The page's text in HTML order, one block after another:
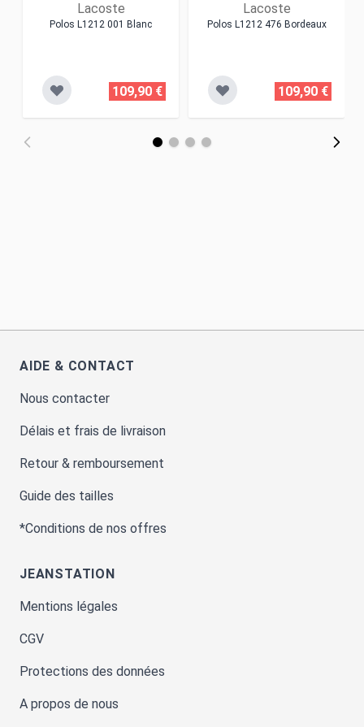
Lacoste
Polos L1212 001 Blanc
109,90 €
Lacoste
Polos L1212 476 Bordeaux
109,90 €
AIDE & CONTACT
Nous contacter
Délais et frais de livraison
Retour & remboursement
Guide des tailles
*Conditions de nos offres
JEANSTATION
Mentions légales
CGV
Protections des données
A propos de nous